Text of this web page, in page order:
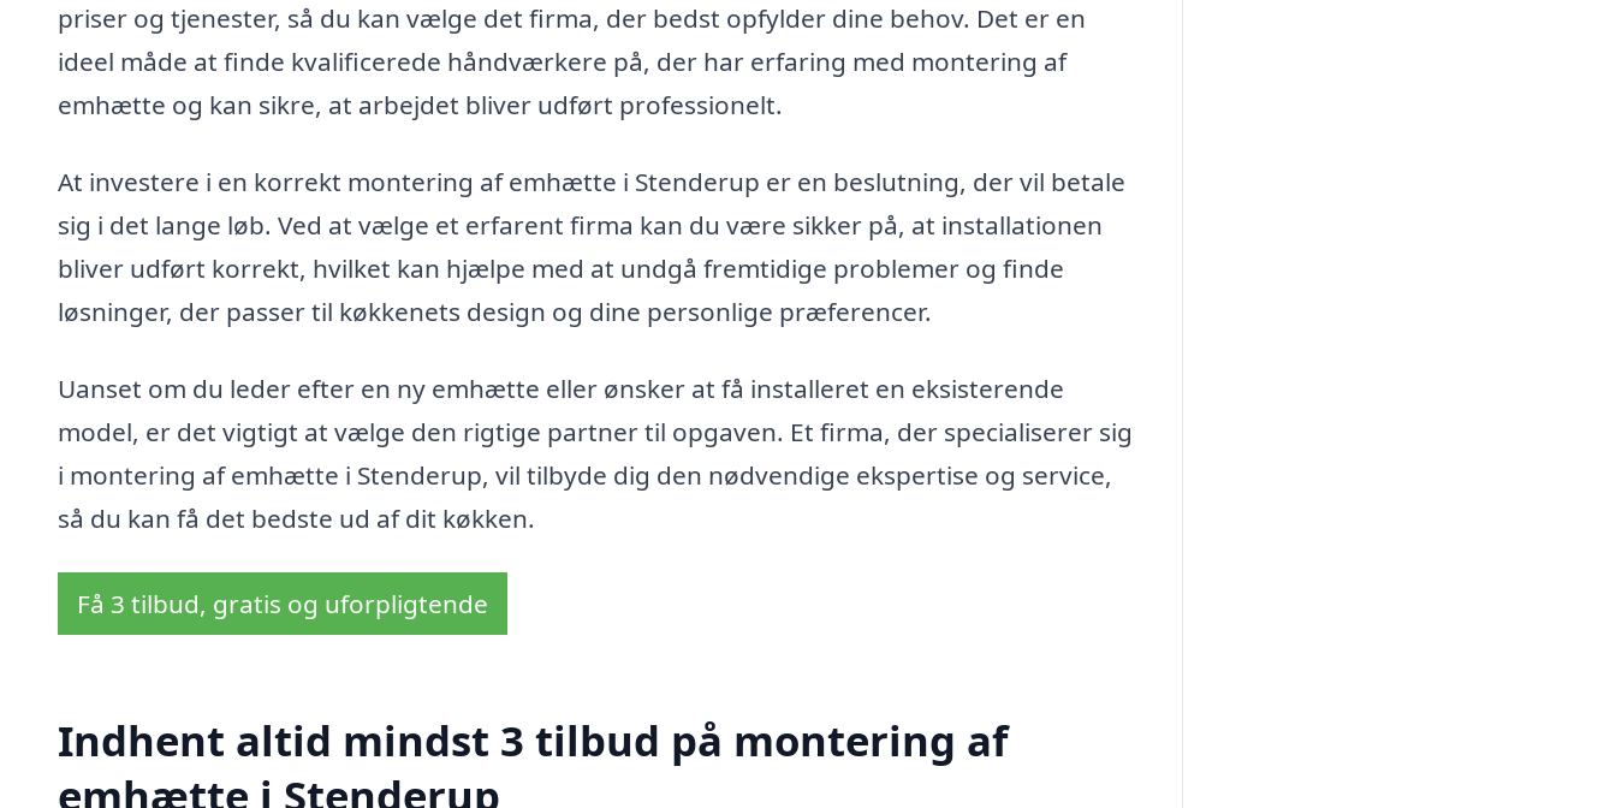
priser og tjenester, så du kan vælge det firma, der bedst opfylder dine behov. Det er en
ideel måde at finde kvalificerede håndværkere på, der har erfaring med montering af
emhætte og kan sikre, at arbejdet bliver udført professionelt.
At investere i en korrekt montering af emhætte i Stenderup er en beslutning, der vil betale
sig i det lange løb. Ved at vælge et erfarent firma kan du være sikker på, at installationen
bliver udført korrekt, hvilket kan hjælpe med at undgå fremtidige problemer og finde
løsninger, der passer til køkkenets design og dine personlige præferencer.
Uanset om du leder efter en ny emhætte eller ønsker at få installeret en eksisterende
model, er det vigtigt at vælge den rigtige partner til opgaven. Et firma, der specialiserer sig
i montering af emhætte i Stenderup, vil tilbyde dig den nødvendige ekspertise og service,
så du kan få det bedste ud af dit køkken.
Få 3 tilbud, gratis og uforpligtende
Indhent altid mindst 3 tilbud på montering af
emhætte i Stenderup